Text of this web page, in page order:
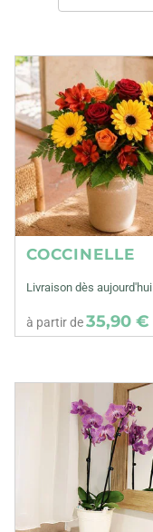
COCCINELLE
Livraison dès aujourd'hui
à partir de35,90 €